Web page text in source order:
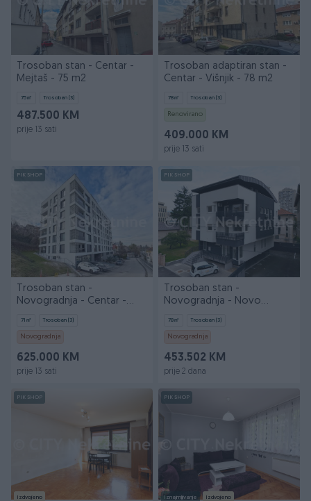
Trosoban stan - Centar -
Mejtaš - 75 m2
75㎡ Trosoban (3)
487.500 KM
prije 13 sati
Trosoban adaptiran stan -
Centar - Višnjik - 78 m2
78㎡ Trosoban (3)
Renovirano
409.000 KM
prije 13 sati
PIK SHOP
Trosoban stan -
Novogradnja - Centar -
71 ㎡ Trosoban (3)
Novogradnja
625.000 KM
prije 13 sati
PIK SHOP
Trosoban stan -
Novogradnja - Novo
78㎡ Trosoban (3)
Novogradnja
453.502 KM
prije 2 dana
PIK SHOP
Izdvojeno
PIK SHOP
Iznajmljivanje Izdvojeno